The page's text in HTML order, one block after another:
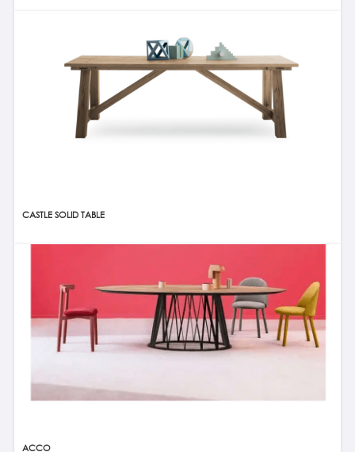
CASTLE SOLID TABLE
ACCO